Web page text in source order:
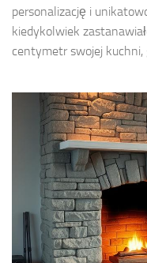
personalizację i
kiedykolwiek
centymetr swojej kuchni,